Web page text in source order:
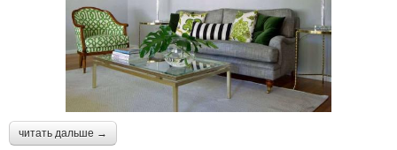
читать дальше →